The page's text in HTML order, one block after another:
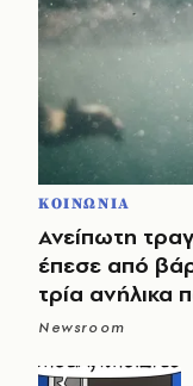
ΚΟΙΝΩΝΙΑ
Ανείπωτη
έπεσε από
τρία ανήλικα
Newsroom